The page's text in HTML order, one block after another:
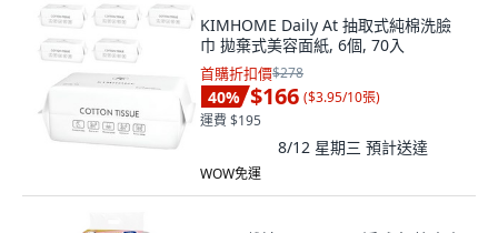
KIMHOME Daily At 抽取式純棉洗臉
巾 拋棄式美容面紙, 6個, 70入
首購折扣價$278
40% $166 ($3.95/10張)
運費 $195
8/12 星期三 預計送達
WOW免運